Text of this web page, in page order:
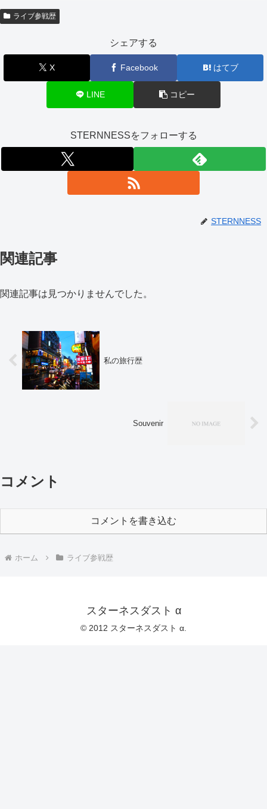
ライブ参戦歴
シェアする
X Facebook はてブ
LINE コピー
STERNNESSをフォローする
STERNNESS
関連記事
関連記事は見つかりませんでした。
私の旅行歴
Souvenir
コメント
コメントを書き込む
ホーム ライブ参戦歴
スターネスダスト α
© 2012 スターネスダスト α.